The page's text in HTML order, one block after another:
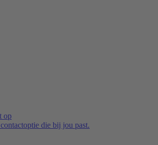
op
die bij jou past.